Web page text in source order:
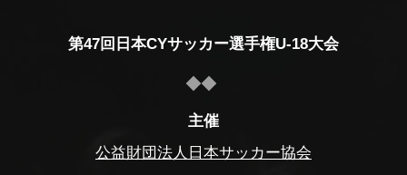
第47回日本CYサッカー選手権U-18大会
主催
公益財団法人日本サッカー協会